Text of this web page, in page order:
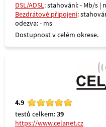
DSL/ADSL: stahování: - Mb/s |
Bezdrátové připojení:
odezva: - ms
Dostupnost v celém okrese.
4.9
testů celkem:39
https://www.celanet.cz